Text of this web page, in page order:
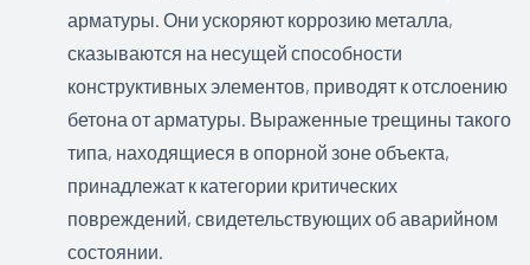
арматуры. Они ускоряют коррозию металла,
сказываются на несущей способности
конструктивных элементов, приводят к отслоению
бетона от арматуры. Выраженные трещины такого
типа, находящиеся в опорной зоне объекта,
принадлежат к категории критических
повреждений, свидетельствующих об аварийном
состоянии.